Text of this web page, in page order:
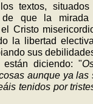
textos, situados
de que la
Cristo
la libertad
sus
diciendo: "
aunque ya las
tenidos por